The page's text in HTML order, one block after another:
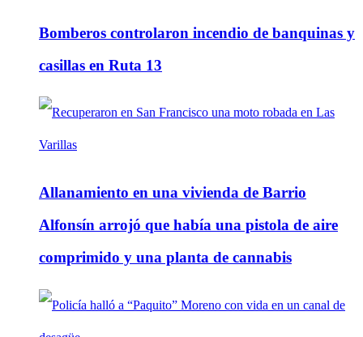
Bomberos controlaron incendio de banquinas y
casillas en Ruta 13
Allanamiento en una vivienda de Barrio
Alfonsín arrojó que había una pistola de aire
comprimido y una planta de cannabis